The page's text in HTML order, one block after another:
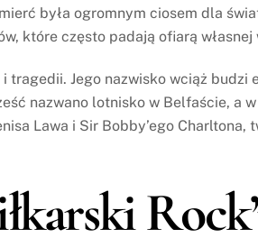
była ogromnym ciosem dla
które często padają ofiarą własnej
tragedii. Jego nazwisko wciąż budzi
nazwano lotnisko w Belfaście, a
Lawa i Sir Bobby’ego Charltona,